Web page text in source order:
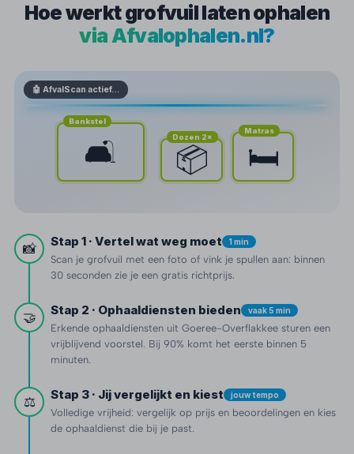
Hoe werkt grofvuil laten ophalen
via Afvalophalen.nl?
🤖 AfvalScan actief…
Bankstel
🛋️ Dozen 2×
📦
Matras
🛏️
📸 Stap 1 · Vertel wat weg moet 1 min
Scan je grofvuil met een foto of vink je spullen aan: binnen
30 seconden zie je een gratis richtprijs.
🤝 Stap 2 · Ophaaldiensten bieden vaak 5 min
Erkende ophaaldiensten uit Goeree-Overflakkee sturen een
vrijblijvend voorstel. Bij 90% komt het eerste binnen 5
minuten.
⚖️ Stap 3 · Jij vergelijkt en kiest jouw tempo
Volledige vrijheid: vergelijk op prijs en beoordelingen en kies
de ophaaldienst die bij je past.